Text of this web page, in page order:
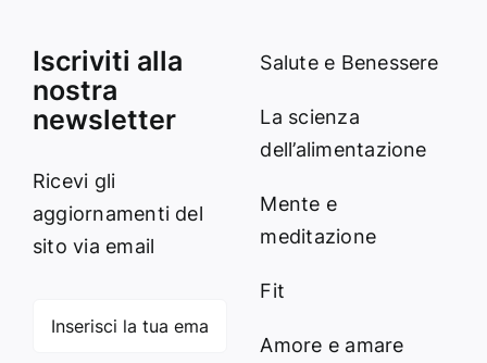
Iscriviti alla
nostra
newsletter
Ricevi gli
aggiornamenti del
sito via email
Salute e Benessere
La scienza
dell’alimentazione
Mente e
meditazione
Fit
Amore e amare